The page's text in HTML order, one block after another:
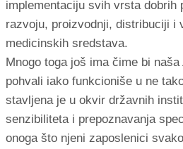
implementaciju svih vrsta dobrih
razvoju, proizvodnji, distribuciji i
medicinskih sredstava.
Mnogo toga još ima čime bi
pohvali iako funkcioniše u ne
stavljena je u okvir državnih
senzibiliteta i prepoznavanja
onoga što njeni zaposlenici